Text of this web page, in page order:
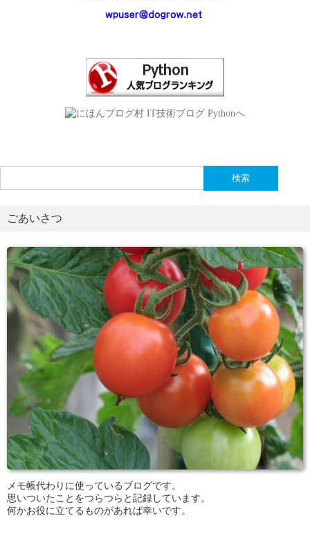
索:
ごあいさつ
メモ帳代わりに使っているブログです。
思いついたことをつらつらと記録しています。
何かお役に立てるものがあれば幸いです。